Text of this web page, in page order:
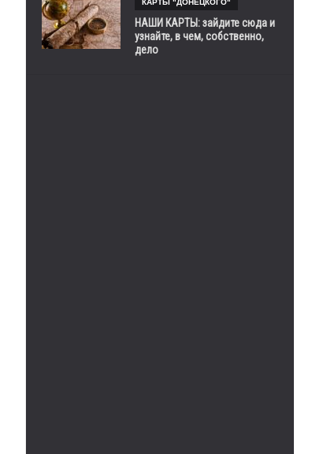
КАРТЫ "ДОНЕЦКОГО"
НАШИ КАРТЫ: зайдите сюда и
узнайте, в чем, собственно,
дело